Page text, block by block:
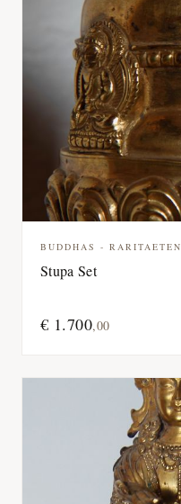
BUDDHAS - RARITAETEN
Stupa Set
€ 1.700,00